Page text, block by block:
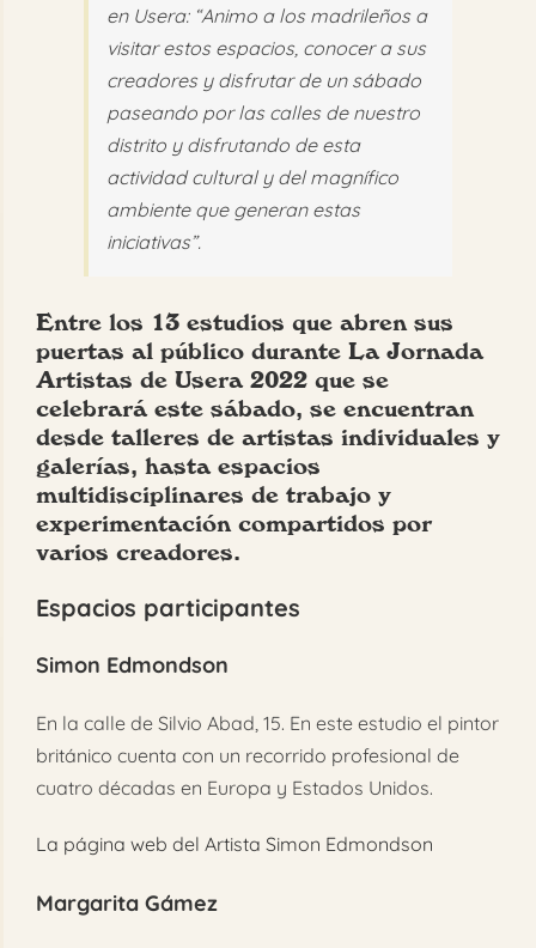
en Usera: “Animo a los madrileños a
visitar estos espacios, conocer a sus
creadores y disfrutar de un sábado
paseando por las calles de nuestro
distrito y disfrutando de esta
actividad cultural y del magnífico
ambiente que generan estas
iniciativas”.
Entre los 13 estudios que abren sus
puertas al público durante La Jornada
Artistas de Usera 2022 que se
celebrará este sábado, se encuentran
desde talleres de artistas individuales y
galerías, hasta espacios
multidisciplinares de trabajo y
experimentación compartidos por
varios creadores.
Espacios participantes
Simon Edmondson
En la calle de Silvio Abad, 15. En este estudio el pintor
británico cuenta con un recorrido profesional de
cuatro décadas en Europa y Estados Unidos.
La página web del Artista Simon Edmondson
Margarita Gámez